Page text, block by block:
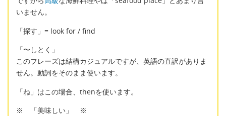
いません。
「探す」= look for / find
「〜しとく」
このフレーズは結構カジュアルですが、英語の直訳がありま
せん。動詞をそのまま使います。
「ね」はこの場合、thenを使います。
※ 「美味しい」 ※